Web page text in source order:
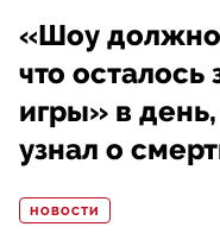
«Шоу должно
что
игры» в
узнал о
НОВОСТИ